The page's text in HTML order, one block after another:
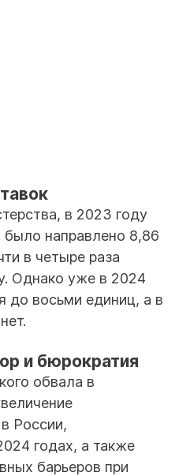
в 2023 году
было направлено 8,86
в четыре раза
Однако уже в 2024
до восьми единиц, а в
и бюрократия
обвала в
России,
годах, а также
барьеров при